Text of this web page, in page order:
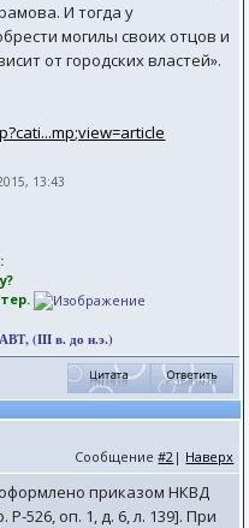
И тогда у
могилы своих отцов и
от городских властей».
13:43
(III в. до н.э.)
Сообщение#2 | Наверх
приказом НКВД
526, оп. 1, д. 6, л. 139]. При